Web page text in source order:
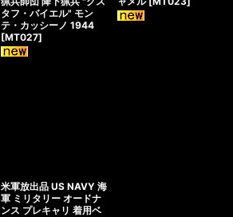
タフ・バイエル" モン
テ・カッシーノ 1944
[MT027]
米軍放出品 US NAVY 海
軍 ミリタリー オードナ
ンス プレキャリ 着用ベ